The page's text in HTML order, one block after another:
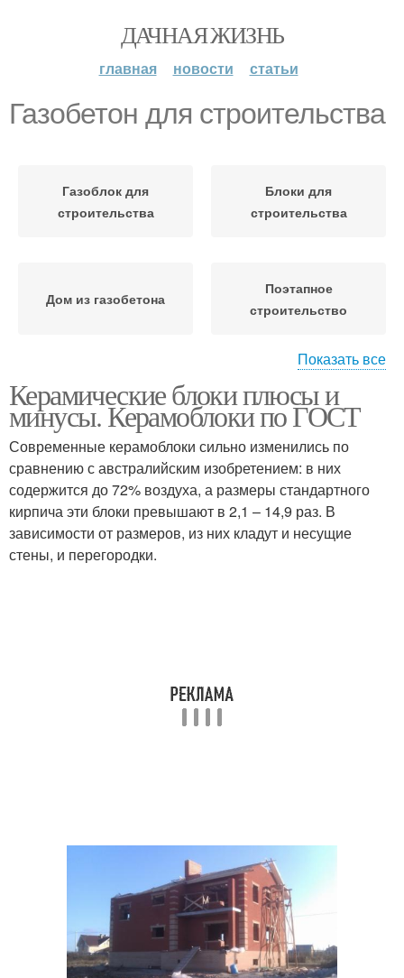
ДАЧНАЯ ЖИЗНЬ
главная новости статьи
Газобетон для строительства
Газоблок для
строительства
Блоки для
строительства
Дом из газобетона
Поэтапное
строительство
строительства
слепушкино
Показать все
Керамические блоки плюсы и
минусы. Керамоблоки по ГОСТ
Современные керамоблоки сильно изменились по
сравнению с австралийским изобретением: в них
содержится до 72% воздуха, а размеры стандартного
кирпича эти блоки превышают в 2,1 – 14,9 раз. В
зависимости от размеров, из них кладут и несущие
стены, и перегородки.